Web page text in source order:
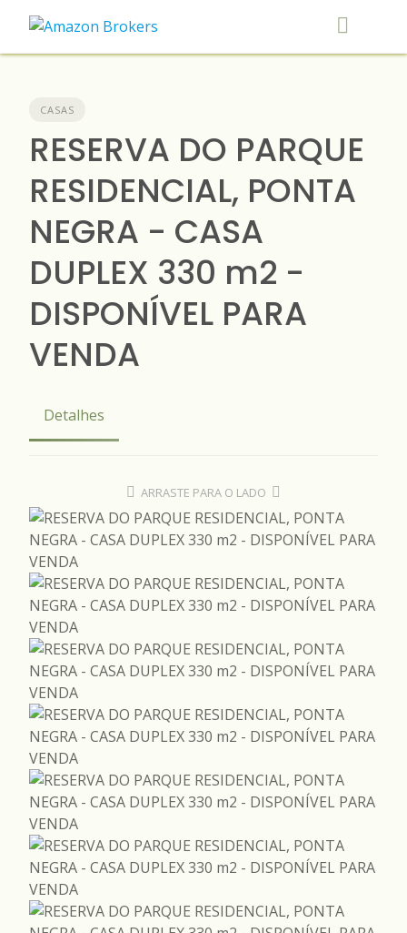
content
CASAS
RESERVA DO PARQUE
RESIDENCIAL, PONTA
NEGRA - CASA
DUPLEX 330 m2 -
DISPONÍVEL PARA
VENDA
Detalhes
ARRASTE PARA O LADO